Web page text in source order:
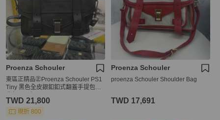
Proenza Schouler
東區正精品㊣Proenza Schouler PS1
Tiny 黑色全皮銀釦釦式翻蓋手提包斜
TWD 21,800
現折 800
Proenza Schouler
proenza Schouler Shoulder Bag
TWD 17,691